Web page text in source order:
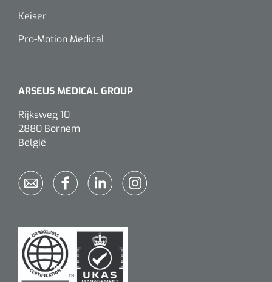
Keiser
Pro-Motion Medical
ARSEUS MEDICAL GROUP
Rijksweg 10
2880 Bornem
België